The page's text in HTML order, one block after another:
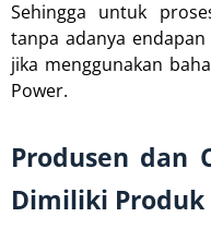
Sehingga untuk
tanpa adanya
jika menggunakan
Power.
Produsen dan
Dimiliki Produk